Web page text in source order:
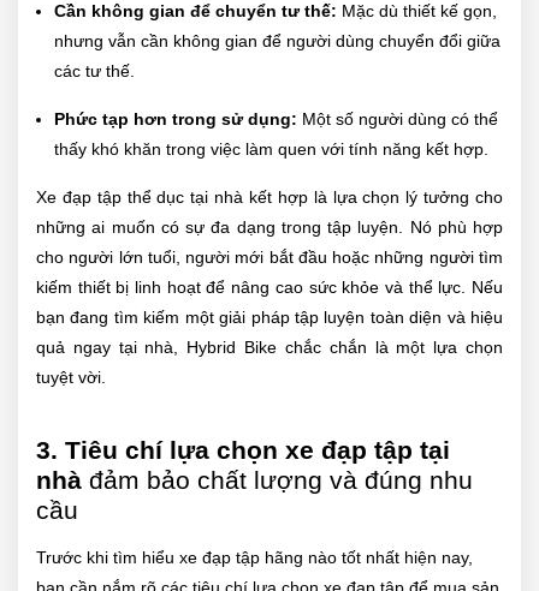
Cần không gian để chuyển tư thế: Mặc dù thiết kế gọn,
nhưng vẫn cần không gian để người dùng chuyển đổi giữa
các tư thế.
Phức tạp hơn trong sử dụng: Một số người dùng có thể
thấy khó khăn trong việc làm quen với tính năng kết hợp.
Xe đạp tập thể dục tại nhà kết hợp là lựa chọn lý tưởng cho
những ai muốn có sự đa dạng trong tập luyện. Nó phù hợp
cho người lớn tuổi, người mới bắt đầu hoặc những người tìm
kiếm thiết bị linh hoạt để nâng cao sức khỏe và thể lực. Nếu
bạn đang tìm kiếm một giải pháp tập luyện toàn diện và hiệu
quả ngay tại nhà, Hybrid Bike chắc chắn là một lựa chọn
tuyệt vời.
3. Tiêu chí lựa chọn xe đạp tập tại
nhà đảm bảo chất lượng và đúng nhu
cầu
Trước khi tìm hiểu xe đạp tập hãng nào tốt nhất hiện nay,